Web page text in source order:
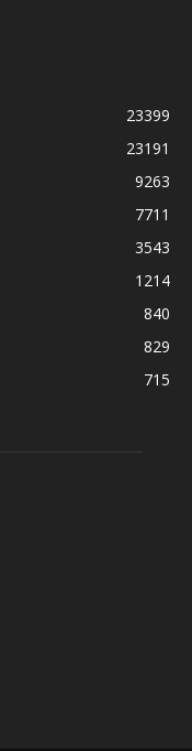
23399
23191
9263
7711
3543
1214
840
829
715